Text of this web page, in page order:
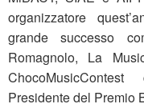
organizzatore
grande successo
Romagnolo, La
Presidente del Premio